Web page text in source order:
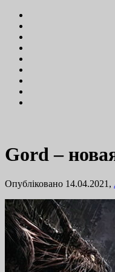
Gord –
Опубліковано 14.04.2021,